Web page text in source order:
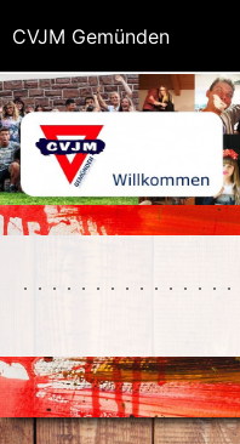
CVJM Gemünden